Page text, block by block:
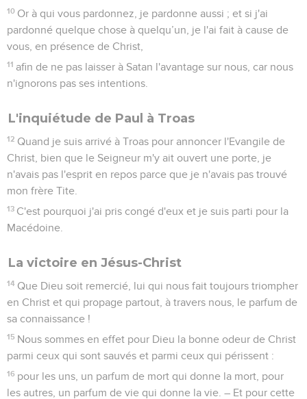
10 Or à qui vous pardonnez, je pardonne aussi ; et si j'ai
pardonné quelque chose à quelqu’un, je l'ai fait à cause de
vous, en présence de Christ,
11 afin de ne pas laisser à Satan l'avantage sur nous, car nous
n'ignorons pas ses intentions.
L'inquiétude de Paul à Troas
12 Quand je suis arrivé à Troas pour annoncer l'Evangile de
Christ, bien que le Seigneur m'y ait ouvert une porte, je
n'avais pas l'esprit en repos parce que je n'avais pas trouvé
mon frère Tite.
13 C'est pourquoi j'ai pris congé d'eux et je suis parti pour la
Macédoine.
La victoire en Jésus-Christ
14 Que Dieu soit remercié, lui qui nous fait toujours triompher
en Christ et qui propage partout, à travers nous, le parfum de
sa connaissance !
15 Nous sommes en effet pour Dieu la bonne odeur de Christ
parmi ceux qui sont sauvés et parmi ceux qui périssent :
16 pour les uns, un parfum de mort qui donne la mort, pour
les autres, un parfum de vie qui donne la vie. – Et pour cette